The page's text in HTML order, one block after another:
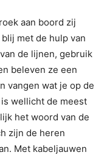
aan boord zij
met de hulp van
de lijnen, gebruik
beleven ze een
vangen wat je op de
wellicht de meest
het woord van de
zijn de heren
Met kabeljauwen